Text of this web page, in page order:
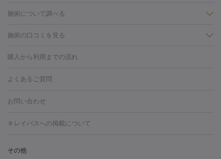
施術について調べる
美白
グ
フォトシルクプラス
しわ・たるみ
光注射
施術の口コミを見る
フォトフェイシャルM22
HIFU（ハイフ）
トーニング
ハイドラフェイシャル
冷却
購入から利用までの流れ
よくあるご質問
お問い合わせ
キレイパスへの掲載について
その他